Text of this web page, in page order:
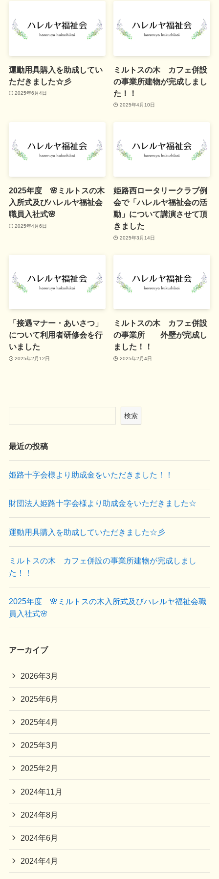
運動用具購入を助成してい
ただきました☆彡
2025年6月4日
ミルトスの木 カフェ併設
の事業所建物が完成しまし
た！！
2025年4月10日
2025年度 🌸ミルトスの木
入所式及びハレルヤ福祉会
職員入社式🌸
2025年4月6日
姫路西ロータリークラブ例
会で「ハレルヤ福祉会の活
動」について講演させて頂
きました
2025年3月14日
「接遇マナー・あいさつ」
について利用者研修会を行
いました
2025年2月12日
ミルトスの木 カフェ併設
の事業所 外壁が完成し
ました！！
2025年2月4日
検索
最近の投稿
姫路十字会様より助成金をいただきました！！
財団法人姫路十字会様より助成金をいただきました☆
運動用具購入を助成していただきました☆彡
ミルトスの木 カフェ併設の事業所建物が完成しまし
た！！
2025年度 🌸ミルトスの木入所式及びハレルヤ福祉会職
員入社式🌸
アーカイブ
2026年3月
2025年6月
2025年4月
2025年3月
2025年2月
2024年11月
2024年8月
2024年6月
2024年4月